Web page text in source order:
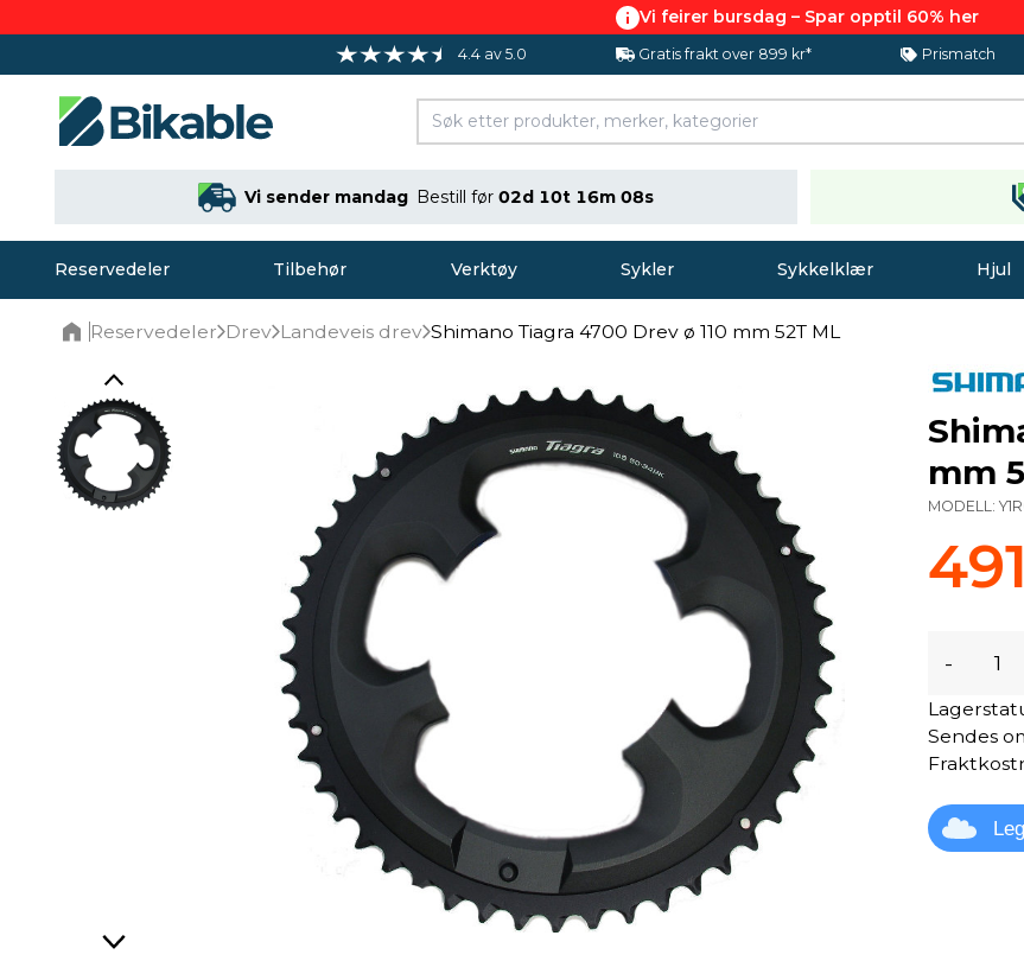
Vi feirer bursdag – Spar opptil 60% her
4.4 av 5.0 Gratis frakt over 899 kr* Prismatch
Vi sender mandag Bestill før02d 10t 16m 07s
Reservedeler Tilbehør Verktøy Sykler Sykkelklær Hjul
Reservedeler Drev Landeveis drev Shimano Tiagra 4700 Drev ø 110 mm 52T ML
mm
MODELL:
-
Sendes